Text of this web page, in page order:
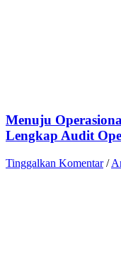
Menuju
Lengkap Audit
Tinggalkan Komentar /